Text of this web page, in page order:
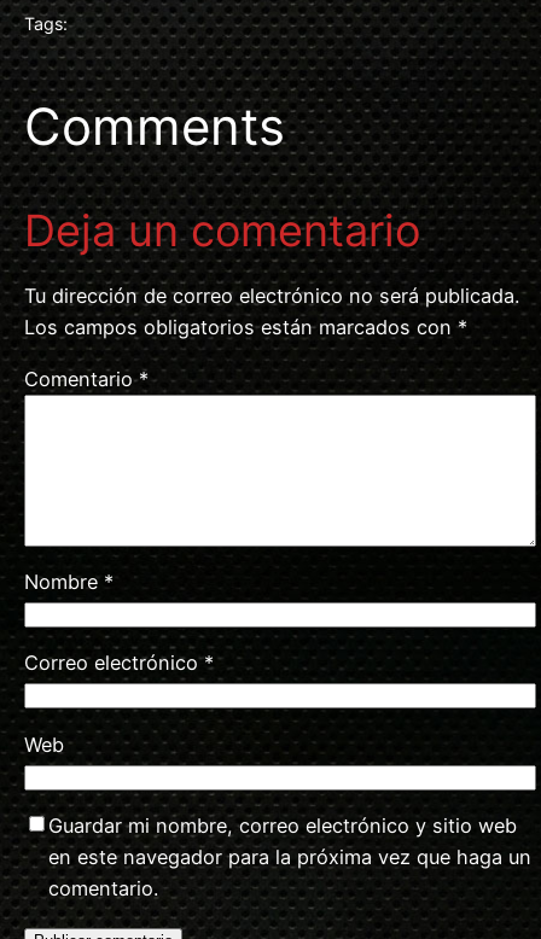
Tags:
Comments
Deja un comentario
Tu dirección de correo electrónico no será publicada.
Los campos obligatorios están marcados con*
Comentario*
Nombre *
Correo electrónico*
Web
Guardar mi nombre, correo electrónico y sitio web
en este navegador para la próxima vez que haga un
comentario.